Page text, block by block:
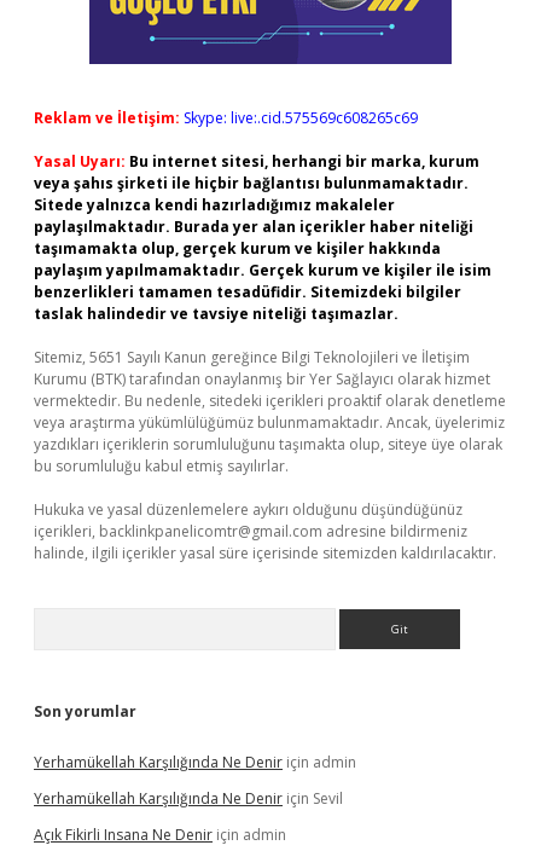
Reklam ve İletişim: Skype: live:.cid.575569c608265c69
Yasal Uyarı: Bu internet sitesi, herhangi bir marka, kurum
veya şahıs şirketi ile hiçbir bağlantısı bulunmamaktadır.
Sitede yalnızca kendi hazırladığımız makaleler
paylaşılmaktadır. Burada yer alan içerikler haber niteliği
taşımamakta olup, gerçek kurum ve kişiler hakkında
paylaşım yapılmamaktadır. Gerçek kurum ve kişiler ile isim
benzerlikleri tamamen tesadüfidir. Sitemizdeki bilgiler
taslak halindedir ve tavsiye niteliği taşımazlar.
Sitemiz, 5651 Sayılı Kanun gereğince Bilgi Teknolojileri ve İletişim
Kurumu (BTK) tarafından onaylanmış bir Yer Sağlayıcı olarak hizmet
vermektedir. Bu nedenle, sitedeki içerikleri proaktif olarak denetleme
veya araştırma yükümlülüğümüz bulunmamaktadır. Ancak, üyelerimiz
yazdıkları içeriklerin sorumluluğunu taşımakta olup, siteye üye olarak
bu sorumluluğu kabul etmiş sayılırlar.
Hukuka ve yasal düzenlemelere aykırı olduğunu düşündüğünüz
içerikleri, backlinkpanelicomtr@gmail.com adresine bildirmeniz
halinde, ilgili içerikler yasal süre içerisinde sitemizden kaldırılacaktır.
Son yorumlar
Yerhamükellah Karşılığında Ne Denir için admin
Yerhamükellah Karşılığında Ne Denir için Sevil
Açık Fikirli Insana Ne Denir için admin